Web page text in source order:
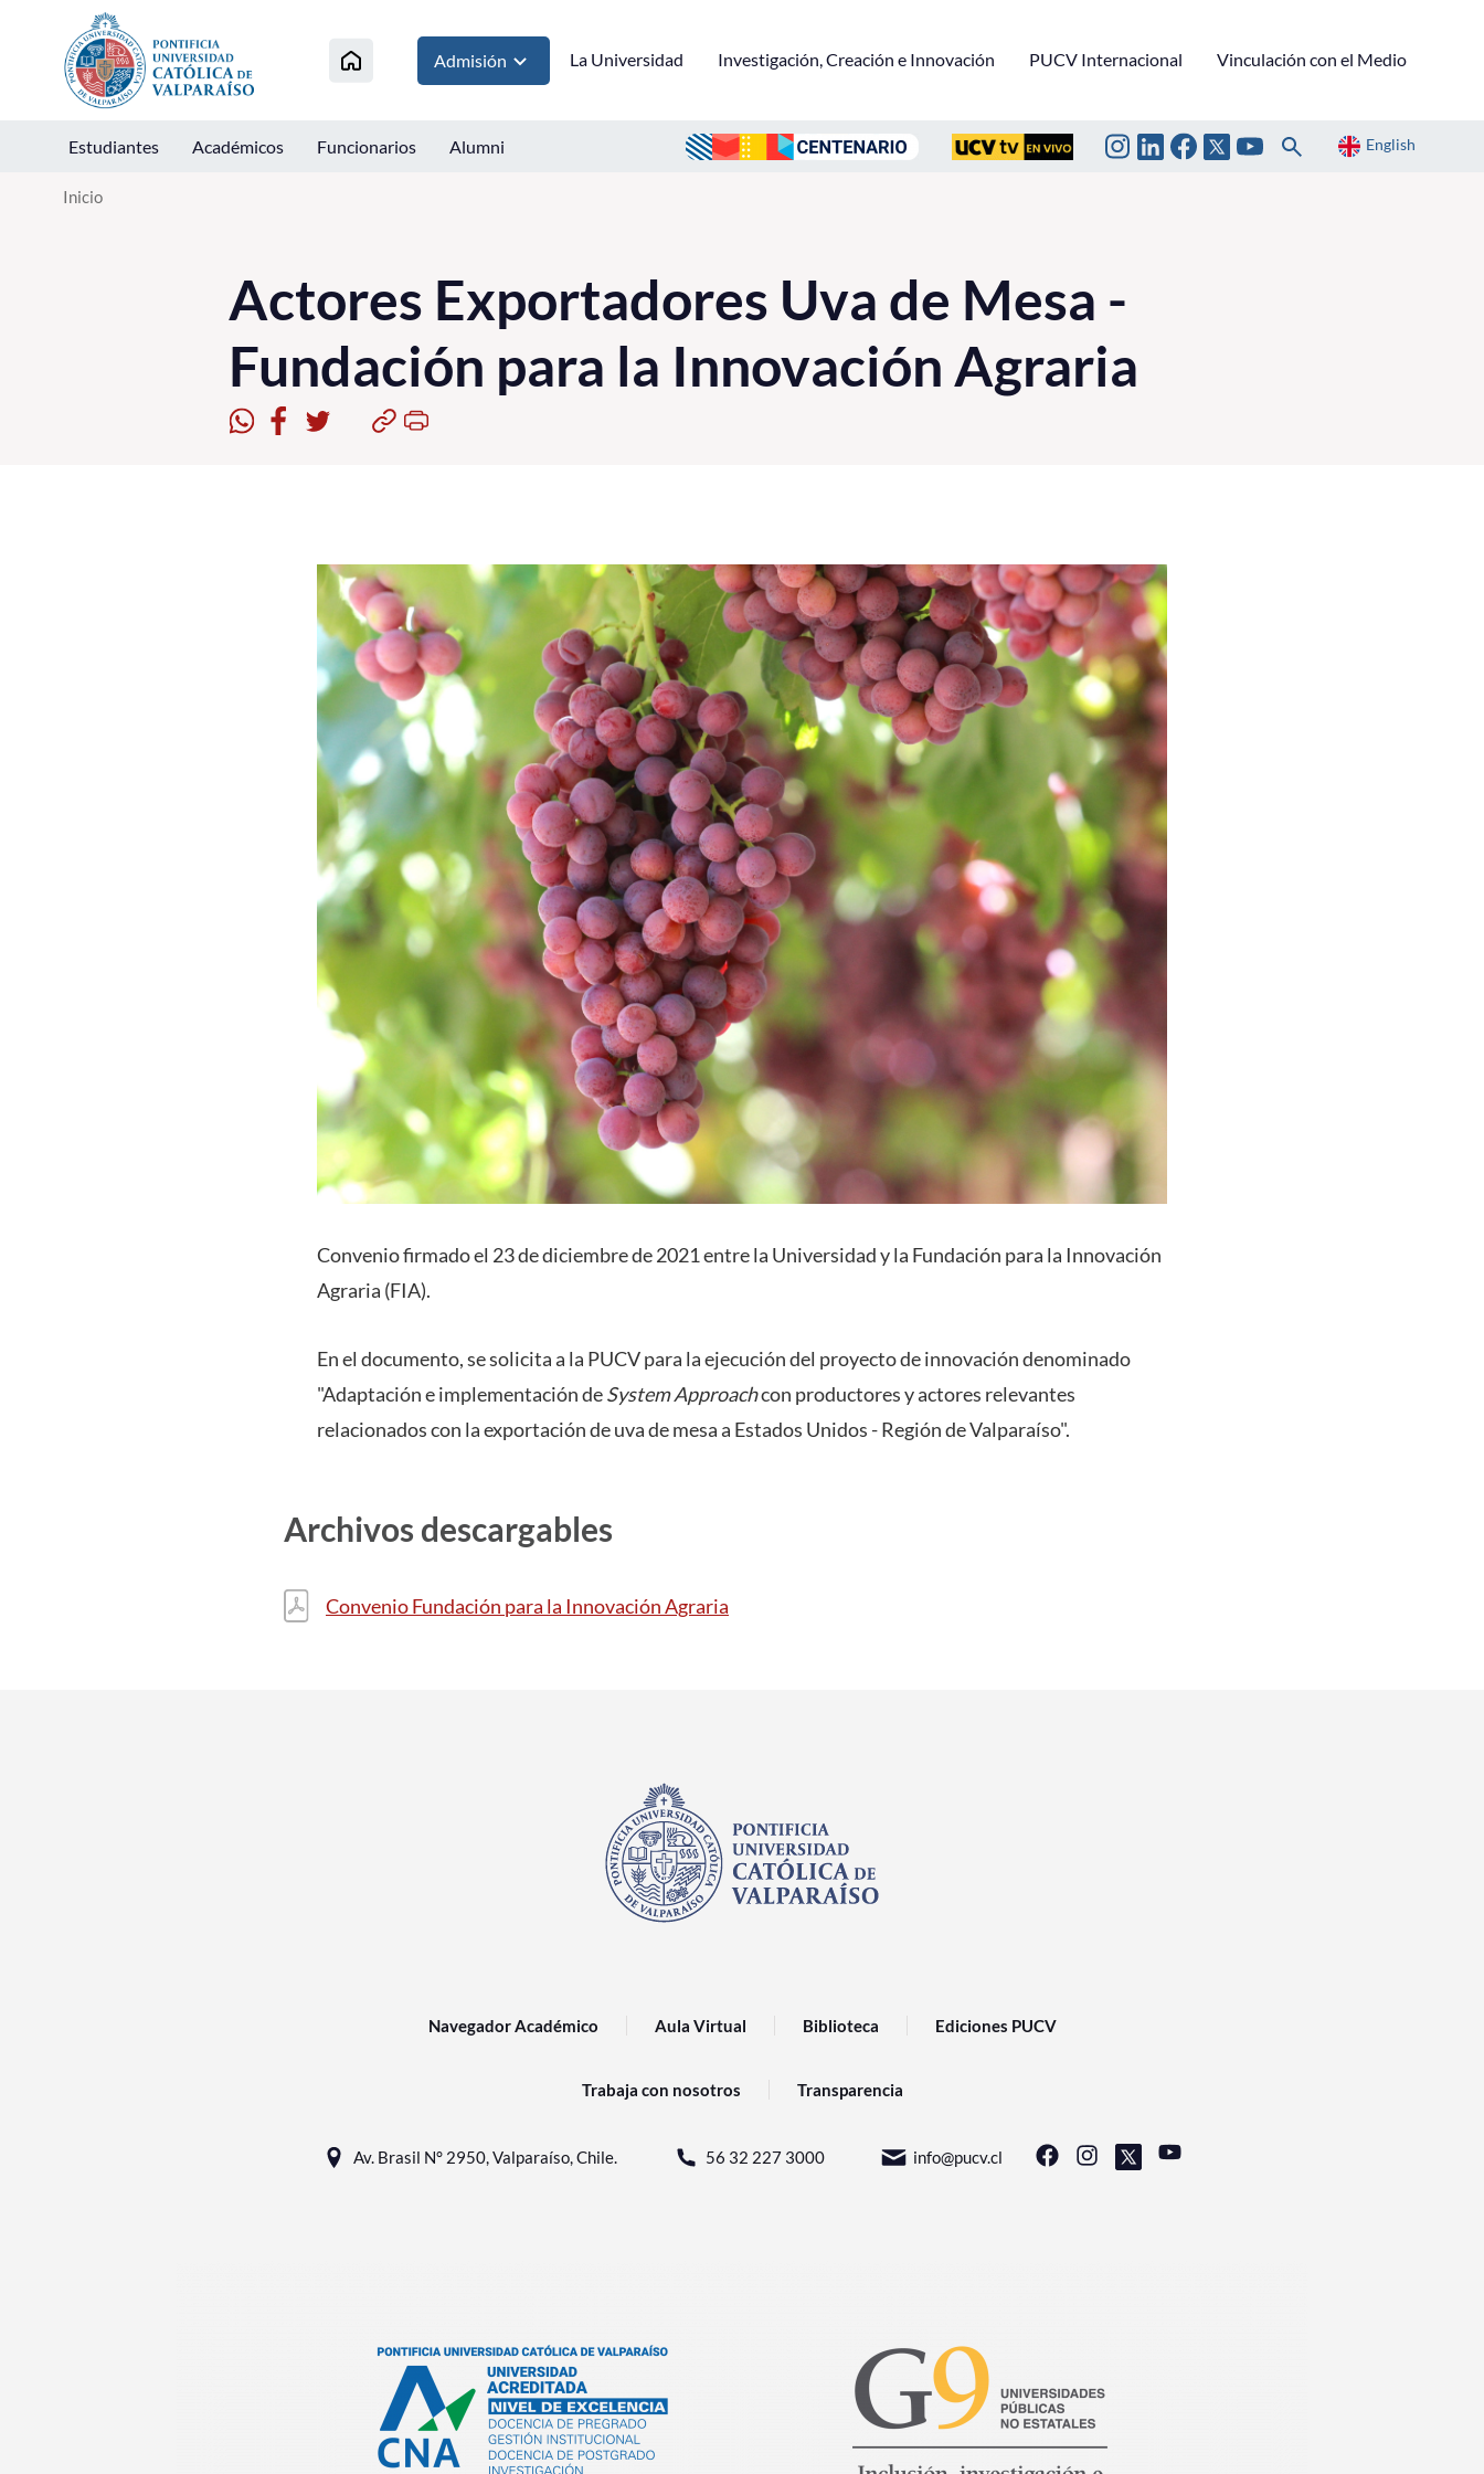
Click acá para ir directamente al contenido
Admisión La Universidad Investigación, Creación e Innovación PUCV Internacional Vinculación con el Medio
Estudiantes Académicos Funcionarios Alumni English
Inicio
Actores Exportadores Uva de Mesa -
Fundación para la Innovación Agraria
Convenio firmado el 23 de diciembre de 2021 entre la Universidad y la Fundación para la Innovación
Agraria (FIA).
En el documento, se solicita a la PUCV para la ejecución del proyecto de innovación denominado
"Adaptación e implementación deSystem Approachcon productores y actores relevantes
relacionados con la exportación de uva de mesa a Estados Unidos - Región de Valparaíso".
Archivos descargables
Convenio Fundación para la Innovación Agraria
Navegador Académico Aula Virtual Biblioteca Ediciones PUCV
Trabaja con nosotros Transparencia
Av. Brasil N° 2950, Valparaíso, Chile. 56 32 227 3000 info@pucv.cl